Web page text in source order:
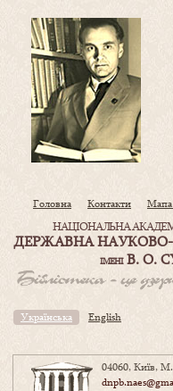
Головна Контакти Мапа
НАЦІОНАЛЬНА
ДЕРЖАВНА НАУКОВО-
ІМЕНІВ. О.
Українська English
04060, Київ,